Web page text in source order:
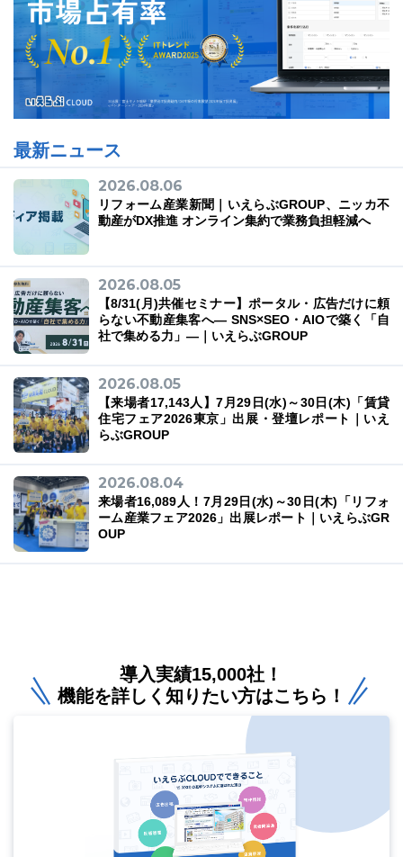
最新ニュース
2026.08.06
リフォーム産業新聞｜いえらぶGROUP、ニッカ不
動産がDX推進 オンライン集約で業務負担軽減へ
2026.08.05
【8/31(月)共催セミナー】ポータル・広告だけに頼
らない不動産集客へ― SNS×SEO・AIOで築く「自
社で集める力」―｜いえらぶGROUP
2026.08.05
【来場者17,143人】7月29日(水)～30日(木)「賃貸
住宅フェア2026東京」出展・登壇レポート｜いえ
らぶGROUP
2026.08.04
来場者16,089人！7月29日(水)～30日(木)「リフォ
ーム産業フェア2026」出展レポート｜いえらぶGR
OUP
導入実績15,000社！
機能を詳しく知りたい方はこちら！